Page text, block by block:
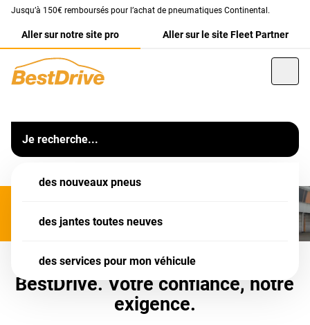
Jusqu’à 150€ remboursés pour l’achat de pneumatiques Continental.
Aller sur notre site pro Aller sur le site Fleet Partner
Centre Auto BestDrive
MERCI D'APPELER VOTRE AGENCE POUR PRENDRE RDV
Votre centre auto BestDrive Moulins (03)
votre garage BestDrive Moulins pour l'entretien,
votre voiture.
marques de voiture : révision complète, vidange,
freinage, amortisseur, géométrie et bien plus encore.
L'ensemble de nos services sont destinés aussi bien
à nos clients particuliers que professionnels.
Je recherche...
des nouveaux pneus
des jantes toutes neuves
des services pour mon véhicule
BestDrive. Votre confiance, notre
exigence.